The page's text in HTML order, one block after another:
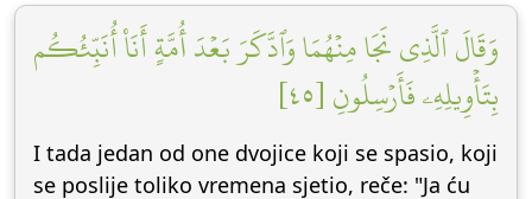
وَقَالَ ٱلَّذِي نَجَا مِنۡهُمَا وَٱدَّكَرَ بَعۡدَ أُمَّةٍ أَنَا۠ أُنَبِّئُكُم
بِتَأۡوِيلِهِۦ فَأَرۡسِلُونِ [٤٥]
I tada jedan od one dvojice koji se spasio, koji
se poslije toliko vremena sjetio, reče: "Ja ću